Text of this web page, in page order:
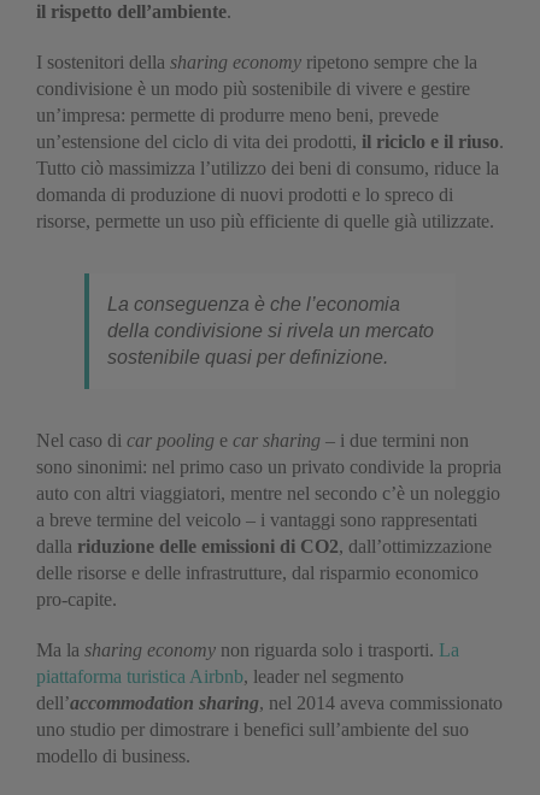
il rispetto dell’ambiente.
I sostenitori della sharing economy ripetono sempre che la
condivisione è un modo più sostenibile di vivere e gestire
un’impresa: permette di produrre meno beni, prevede
un’estensione del ciclo di vita dei prodotti, il riciclo e il riuso.
Tutto ciò massimizza l’utilizzo dei beni di consumo, riduce la
domanda di produzione di nuovi prodotti e lo spreco di
risorse, permette un uso più efficiente di quelle già utilizzate.
La conseguenza è che l’economia
della condivisione si rivela un mercato
sostenibile quasi per definizione.
Nel caso di car pooling e car sharing – i due termini non
sono sinonimi: nel primo caso un privato condivide la propria
auto con altri viaggiatori, mentre nel secondo c’è un noleggio
a breve termine del veicolo – i vantaggi sono rappresentati
dalla riduzione delle emissioni di CO2, dall’ottimizzazione
delle risorse e delle infrastrutture, dal risparmio economico
pro-capite.
Ma la sharing economy non riguarda solo i trasporti. La
piattaforma turistica Airbnb, leader nel segmento
dell’accommodation sharing, nel 2014 aveva commissionato
uno studio per dimostrare i benefici sull’ambiente del suo
modello di business.